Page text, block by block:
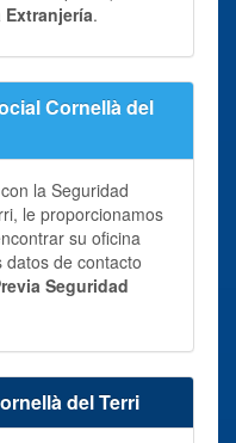
Extranjería.
Cornellà del
la Seguridad
le proporcionamos
su oficina
datos de contacto
Seguridad
del Terri